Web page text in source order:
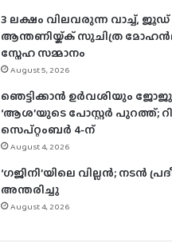
3 ലക്ഷം വിലവരുന്ന വാച്ച്, ജൂഡ്
ആന്തണിയ്ക്ക് സുചിത്ര
സ്നേഹ സമ്മാനം
August 5, 2026
ഞെട്ടിക്കാൻ ഉർവശിയും
‘ആശ’യുടെ പോസ്റ്റർ പുറത്ത്;
സെപ്റ്റംബർ 4-ന്
August 4, 2026
‘ഗജിനി’യിലെ വില്ലൻ; നടൻ
അന്തരിച്ചു
August 4, 2026